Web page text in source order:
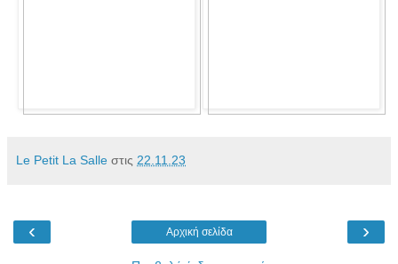
Le Petit La Salle στις 22.11.23
‹ ›
Αρχική σελίδα